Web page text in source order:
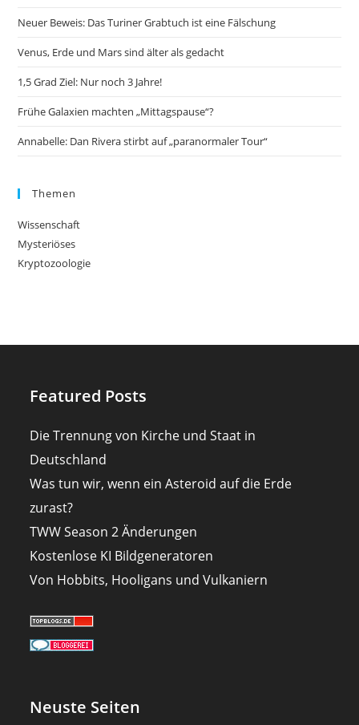
Neuer Beweis: Das Turiner Grabtuch ist eine Fälschung
Venus, Erde und Mars sind älter als gedacht
1,5 Grad Ziel: Nur noch 3 Jahre!
Frühe Galaxien machten „Mittagspause“?
Annabelle: Dan Rivera stirbt auf „paranormaler Tour“
Themen
Wissenschaft
Mysteriöses
Kryptozoologie
Featured Posts
Die Trennung von Kirche und Staat in
Deutschland
Was tun wir, wenn ein Asteroid auf die Erde
zurast?
TWW Season 2 Änderungen
Kostenlose KI Bildgeneratoren
Von Hobbits, Hooligans und Vulkaniern
Neuste Seiten